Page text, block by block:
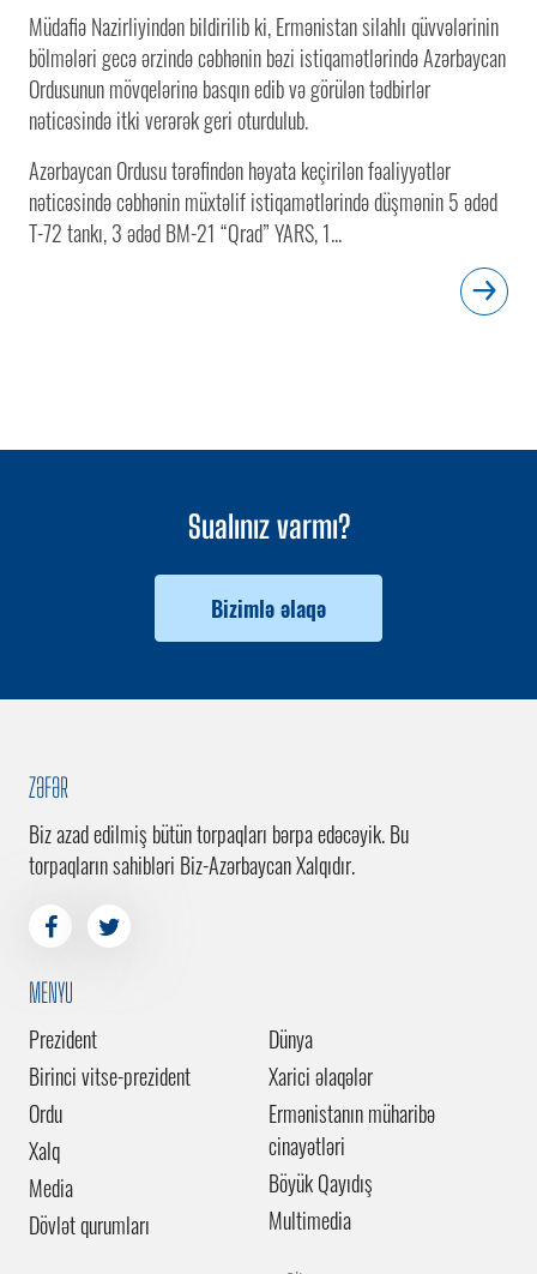
Müdafiə Nazirliyindən bildirilib ki, Ermənistan silahlı qüvvələrinin
bölmələri gecə ərzində cəbhənin bəzi istiqamətlərində Azərbaycan
Ordusunun mövqelərinə basqın edib və görülən tədbirlər
nəticəsində itki verərək geri oturdulub.
Azərbaycan Ordusu tərəfindən həyata keçirilən fəaliyyətlər
nəticəsində cəbhənin müxtəlif istiqamətlərində düşmənin 5 ədəd
T-72 tankı, 3 ədəd BM-21 “Qrad” YARS, 1...
Sualınız varmı?
Bizimlə əlaqə
ZƏFƏR
Biz azad edilmiş bütün torpaqları bərpa edəcəyik. Bu
torpaqların sahibləri Biz-Azərbaycan Xalqıdır.
MENYU
Prezident
Birinci vitse-prezident
Ordu
Xalq
Media
Dövlət qurumları
Dünya
Xarici əlaqələr
Ermənistanın müharibə
cinayətləri
Böyük Qayıdış
Multimedia